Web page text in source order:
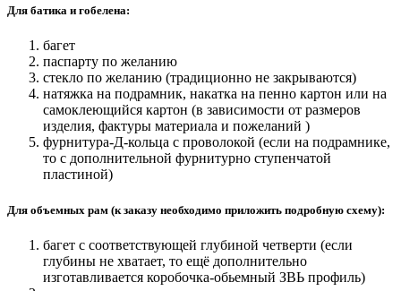
Для батика и гобелена:
багет
паспарту по желанию
стекло по желанию (традиционно не закрываются)
натяжка на подрамник, накатка на пенно картон или на
самоклеющийся картон (в зависимости от размеров
изделия, фактуры материала и пожеланий )
фурнитура-Д-кольца с проволокой (если на подрамнике,
то с дополнительной фурнитурно ступенчатой
пластиной)
Для объемных рам (к заказу необходимо приложить подробную схему):
багет с соответствующей глубиной четверти (если
глубины не хватает, то ещё дополнительно
изготавливается коробочка-обьемный ЗВЬ профиль)